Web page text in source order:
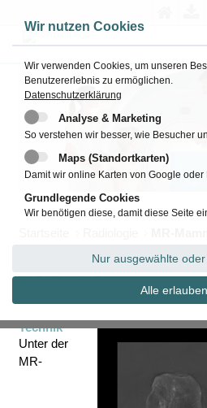
MR-
Technik
Unter der
MR-
Wir nutzen Cookies
Wir verwenden Cookies, um unseren
Benutzererlebnis zu ermöglichen.
Datenschutzerklärung
Analyse & Marketing
So verstehen wir besser, wie Besucher
Maps (Standortkarten)
Damit wir online Karten von Google
Grundlegende Cookies
Wir benötigen diese, damit diese Seite
Nur ausgewählte
Alle erlauben